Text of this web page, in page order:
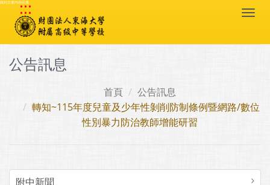
跳到主要內容區塊
:::
公告訊息
首頁
公告訊息
轉知~115年度兒童及少年性剝削防制條例暨網路/數位
性別暴力防治教師增能研習
附中新聞